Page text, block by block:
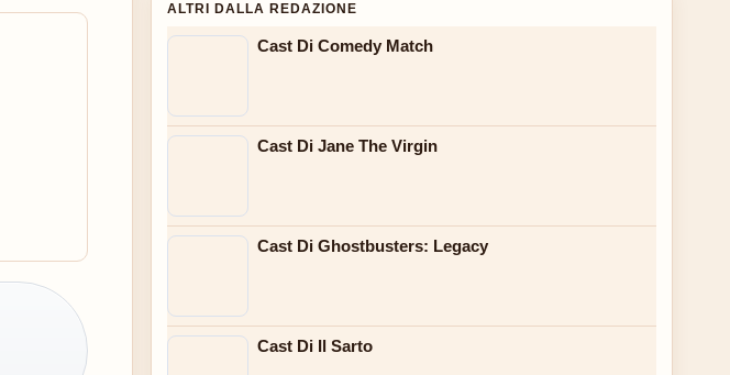
ALTRI DALLA REDAZIONE
Cast Di Comedy Match
Cast Di Jane The Virgin
Cast Di Ghostbusters: Legacy
Cast Di Il Sarto